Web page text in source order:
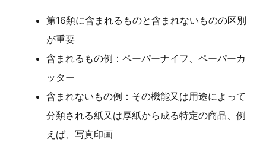
第16類に含まれるものと含まれないものの区別
が重要
含まれるもの例：ペーパーナイフ、ペーパーカ
ッター
含まれないもの例：その機能又は用途によって
分類される紙又は厚紙から成る特定の商品、例
えば、写真印画